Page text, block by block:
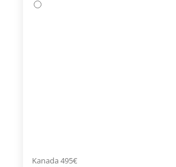
Kanada 495€